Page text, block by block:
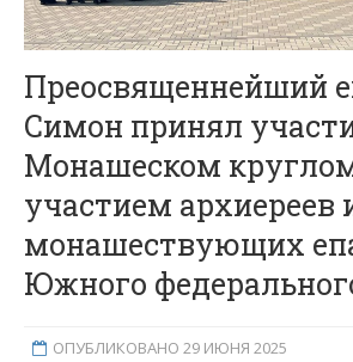
Преосвященнейший
Симон принял
Монашеском
участием архиереев
монашествующих
Южного
ОПУБЛИКОВАНО 29 ИЮНЯ 2025